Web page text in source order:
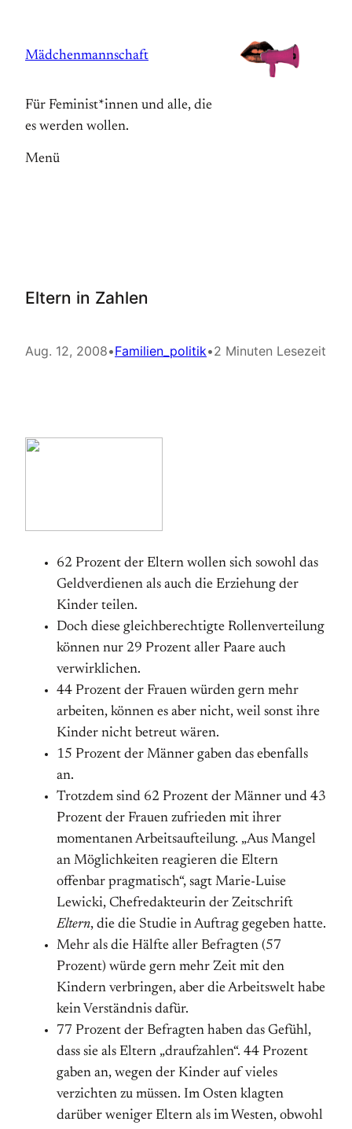
springen
Mädchenmannschaft
Für Feminist*innen und alle, die
es werden wollen.
Menü
Eltern in Zahlen
Aug. 12, 2008•Familien_politik•2 Minuten Lesezeit
62 Prozent der Eltern wollen sich sowohl das
Geldverdienen als auch die Erziehung der
Kinder teilen.
Doch diese gleichberechtigte Rollenverteilung
können nur 29 Prozent aller Paare auch
verwirklichen.
44 Prozent der Frauen würden gern mehr
arbeiten, können es aber nicht, weil sonst ihre
Kinder nicht betreut wären.
15 Prozent der Männer gaben das ebenfalls
an.
Trotzdem sind 62 Prozent der Männer und 43
Prozent der Frauen zufrieden mit ihrer
momentanen Arbeitsaufteilung. „Aus Mangel
an Möglichkeiten reagieren die Eltern
offenbar pragmatisch“, sagt Marie-Luise
Lewicki, Chefredakteurin der Zeitschrift
Eltern, die die Studie in Auftrag gegeben hatte.
Mehr als die Hälfte aller Befragten (57
Prozent) würde gern mehr Zeit mit den
Kindern verbringen, aber die Arbeitswelt habe
kein Verständnis dafür.
77 Prozent der Befragten haben das Gefühl,
dass sie als Eltern „draufzahlen“. 44 Prozent
gaben an, wegen der Kinder auf vieles
verzichten zu müssen. Im Osten klagten
darüber weniger Eltern als im Westen, obwohl